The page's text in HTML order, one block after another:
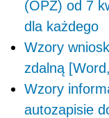
(OPZ) od 7
dla każdego
Wzory
zdalną
Wzory
autozapisie